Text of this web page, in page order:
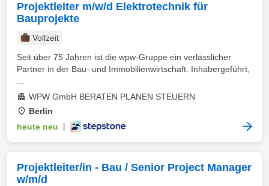
Projektleiter m/w/d Elektrotechnik für
Bauprojekte
Vollzeit
Seit über 75 Jahren ist die wpw-Gruppe ein verlässlicher
Partner in der Bau- und Immobilienwirtschaft. Inhabergeführt,
WPW GmbH BERATEN PLANEN STEUERN
Berlin
heute neu
Projektleiter/in - Bau / Senior Project Manager
w/m/d